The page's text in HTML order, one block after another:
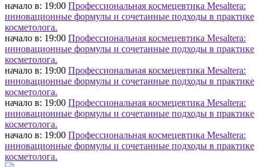
начало в: 19:00 Профессиональная космецевтика Mesaltera:
инновационные формулы и сочетанные подходы в практике
косметолога.
начало в: 19:00 Профессиональная космецевтика Mesaltera:
инновационные формулы и сочетанные подходы в практике
косметолога.
начало в: 19:00 Профессиональная космецевтика Mesaltera:
инновационные формулы и сочетанные подходы в практике
косметолога.
начало в: 19:00 Профессиональная космецевтика Mesaltera:
инновационные формулы и сочетанные подходы в практике
косметолога.
начало в: 19:00 Профессиональная космецевтика Mesaltera:
инновационные формулы и сочетанные подходы в практике
косметолога.